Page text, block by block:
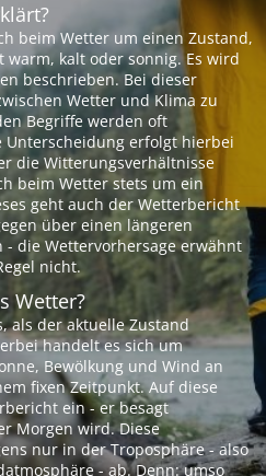
beim Wetter um einen Zustand,
kalt oder sonnig. Es wird
beschrieben. Bei dieser
Wetter und Klima zu
Begriffe werden oft
erfolgt hierbei
die Witterungsverhältnisse
beim Wetter stets um ein
geht auch der Wetterbericht
über einen längeren
die Wettervorhersage erwähnt
nicht.
Wetter?
als der aktuelle Zustand
handelt es sich um
Bewölkung und Wind an
fixen Zeitpunkt. Auf diese
ein - er besagt
Morgen wird. Diese
nur in der Troposphäre - also
- ab. Denn: umso